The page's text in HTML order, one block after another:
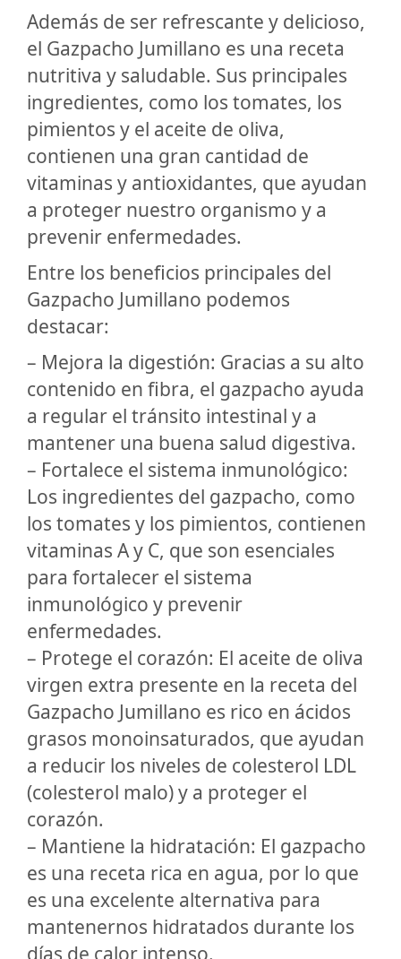
Además de ser refrescante y delicioso,
el Gazpacho Jumillano es una receta
nutritiva y saludable. Sus principales
ingredientes, como los tomates, los
pimientos y el aceite de oliva,
contienen una gran cantidad de
vitaminas y antioxidantes, que ayudan
a proteger nuestro organismo y a
prevenir enfermedades.
Entre los beneficios principales del
Gazpacho Jumillano podemos
destacar:
– Mejora la digestión: Gracias a su alto
contenido en fibra, el gazpacho ayuda
a regular el tránsito intestinal y a
mantener una buena salud digestiva.
– Fortalece el sistema inmunológico:
Los ingredientes del gazpacho, como
los tomates y los pimientos, contienen
vitaminas A y C, que son esenciales
para fortalecer el sistema
inmunológico y prevenir
enfermedades.
– Protege el corazón: El aceite de oliva
virgen extra presente en la receta del
Gazpacho Jumillano es rico en ácidos
grasos monoinsaturados, que ayudan
a reducir los niveles de colesterol LDL
(colesterol malo) y a proteger el
corazón.
– Mantiene la hidratación: El gazpacho
es una receta rica en agua, por lo que
es una excelente alternativa para
mantenernos hidratados durante los
días de calor intenso.